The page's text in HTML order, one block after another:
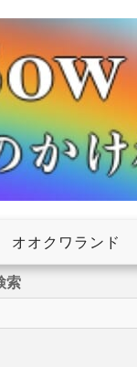
オオクワランド
索